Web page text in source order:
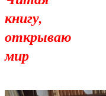
книгу,
открываю
мир